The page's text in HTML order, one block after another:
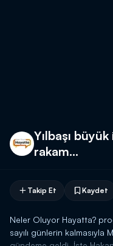
Yılbaşı
rakam...
Takip Et Kaydet
Neler Oluyor Hayatta?
sayılı günlerin